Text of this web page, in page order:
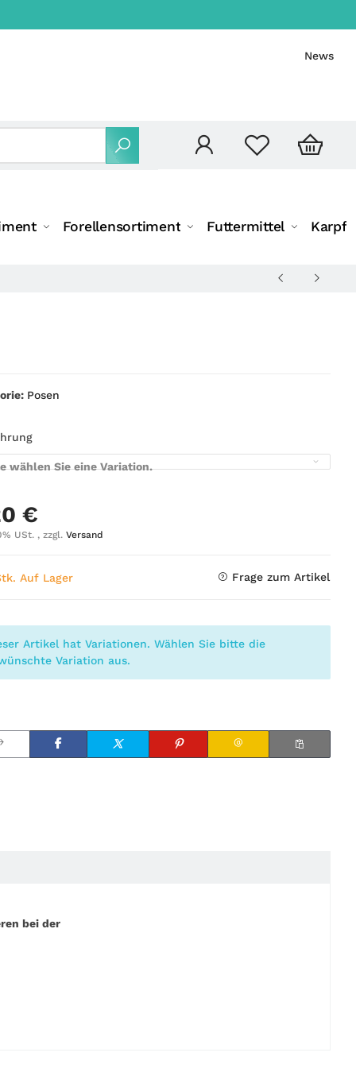
News
Forellensortiment Futtermittel
Posen
wählen Sie eine Variation.
€
USt. , zzgl. Versand
Auf Lager Frage zum Artikel
Artikel hat Variationen. Wählen Sie bitte die
Variation aus.
bei der